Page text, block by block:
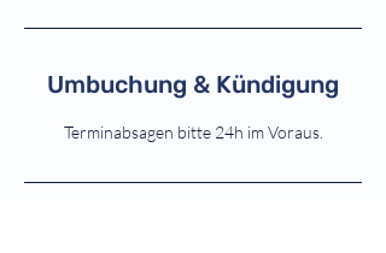
Umbuchung & Kündigung
Terminabsagen bitte 24h im Voraus.